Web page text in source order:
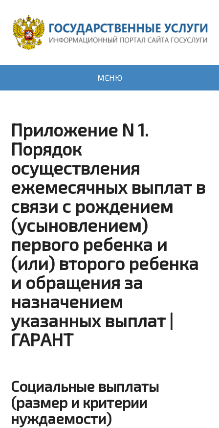
МЕНЮ
Приложение N 1.
Порядок
осуществления
ежемесячных выплат в
связи с рождением
(усыновлением)
первого ребенка и
(или) второго ребенка
и обращения за
назначением
указанных выплат |
ГАРАНТ
Социальные выплаты
(размер и критерии
нуждаемости)